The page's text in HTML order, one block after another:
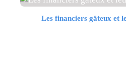
Les financiers gâteux et